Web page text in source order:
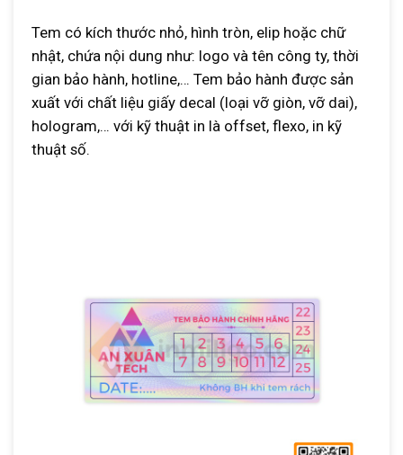
Tem có kích thước nhỏ, hình tròn, elip hoặc chữ
nhật, chứa nội dung như: logo và tên công ty, thời
gian bảo hành, hotline,… Tem bảo hành được sản
xuất với chất liệu giấy decal (loại vỡ giòn, vỡ dai),
hologram,… với kỹ thuật in là offset, flexo, in kỹ
thuật số.